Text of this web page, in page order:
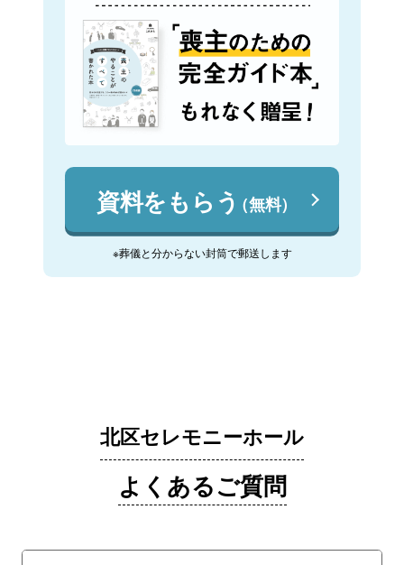
資料をもらう（無料）
※葬儀と分からない封筒で郵送します
北区セレモニーホール
よくあるご質問